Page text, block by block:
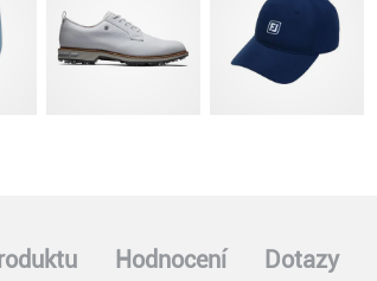
Hodnocení Dotazy